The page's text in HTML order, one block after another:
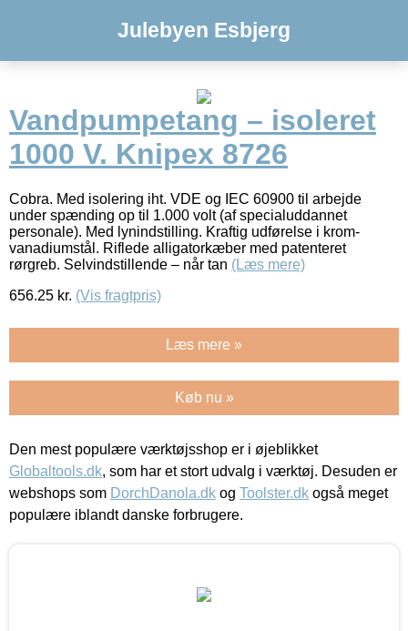
Julebyen Esbjerg
Vandpumpetang – isoleret
1000 V. Knipex 8726
Cobra. Med isolering iht. VDE og IEC 60900 til arbejde
under spænding op til 1.000 volt (af specialuddannet
personale). Med lynindstilling. Kraftig udførelse i krom-
vanadiumstål. Riflede alligatorkæber med patenteret
rørgreb. Selvindstillende – når tan (Læs mere)
656.25 kr. (Vis fragtpris)
Læs mere »
Køb nu »
Den mest populære værktøjsshop er i øjeblikket
Globaltools.dk, som har et stort udvalg i værktøj. Desuden er
webshops som DorchDanola.dk og Toolster.dk også meget
populære iblandt danske forbrugere.